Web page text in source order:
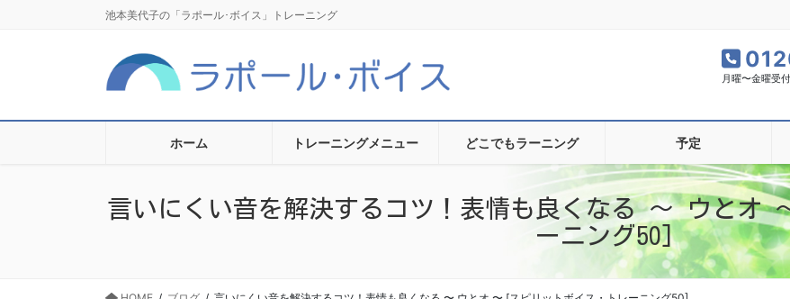
に
ョ
池本美代子の「ラポール･ボイス」トレーニング
月曜〜金曜受
ホーム トレーニングメニュー どこでもラーニング 予定
言いにくい音を解決するコツ！表情も良くなる 〜 ウとオ
ーニング50]